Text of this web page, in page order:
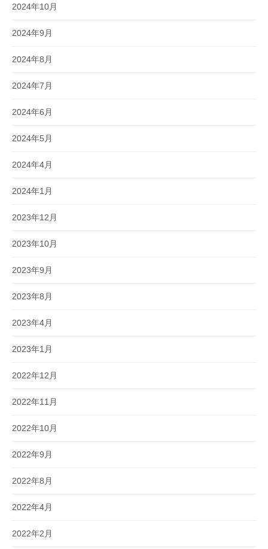
2024年10月
2024年9月
2024年8月
2024年7月
2024年6月
2024年5月
2024年4月
2024年1月
2023年12月
2023年10月
2023年9月
2023年8月
2023年4月
2023年1月
2022年12月
2022年11月
2022年10月
2022年9月
2022年8月
2022年4月
2022年2月